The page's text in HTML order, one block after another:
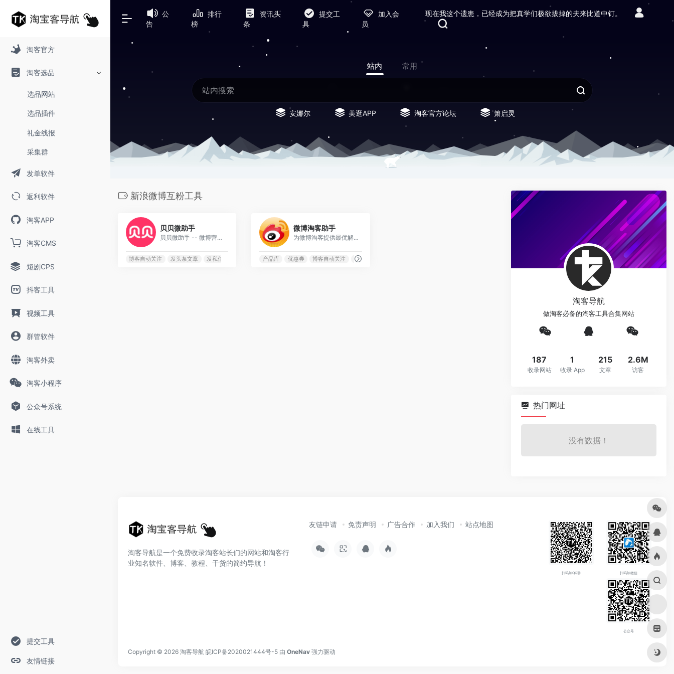
淘客官方
淘客选品
选品网站
选品插件
礼金线报
采集群
发单软件
返利软件
淘客APP
淘客CMS
短剧CPS
抖客工具
视频工具
群管软件
淘客外卖
淘客小程序
公众号系统
在线工具
提交工具
友情链接
公
告
排行
榜
资讯头
条
提交工
具
加入会
员
现在我这个遗患，已经成为把真学们极欲拔掉的夫来比道中钉。
站内 常用
安娜尔 美逛APP 淘客官方论坛 箫启灵
新浪微博互粉工具
贝贝微助手
贝贝微助手 -- 微博营销好帮手！解放您的双手，您只需开启电脑，其它的都由我来做!
博客自动关注 发头条文章 发私信 如何批量加关注
微博淘客助手
为微博淘客提供最优解决方案的一款软件功能强大稳定性好，功能多。做微博淘客的不二之选。
产品库 优惠券 博客自动关注 大淘客
淘客导航
做淘客必备的淘客工具合集网站
187
收录网站
1
收录 App
215
文章
2.6M
访客
热门网址
没有数据！
淘客导航是一个免费收录淘客站长们的网站和淘客行
业知名软件、博客、教程、干货的简约导航！
友链申请 免责声明 广告合作 加入我们 站点地图
扫码加QQ群 扫码加微信
公众号
Copyright © 2026 淘客导航 皖ICP备2020021444号-5 由 OneNav 强力驱动